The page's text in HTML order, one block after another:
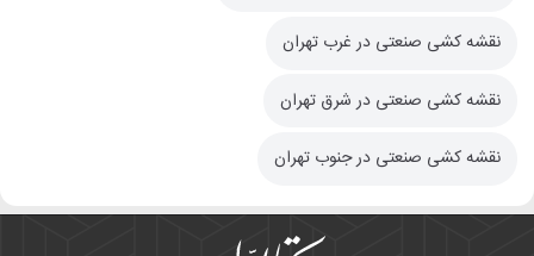
نقشه کشی صنعتی در غرب تهران
نقشه کشی صنعتی در شرق تهران
نقشه کشی صنعتی در جنوب تهران